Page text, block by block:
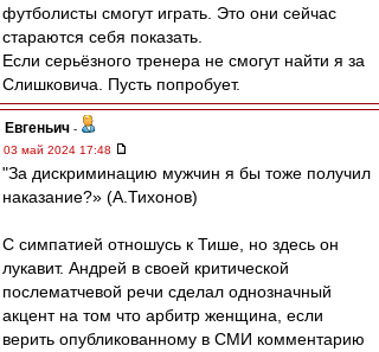
футболисты смогут играть. Это они сейчас
стараются себя показать.
Если серьёзного тренера не смогут найти я за
Слишковича. Пусть попробует.
Евгеньич -
03 май 2024 17:48
"За дискриминацию мужчин я бы тоже получил
наказание?» (А.Тихонов)
С симпатией отношусь к Тише, но здесь он
лукавит. Андрей в своей критической
послематчевой речи сделал однозначный
акцент на том что арбитр женщина, если
верить опубликованному в СМИ комментарию